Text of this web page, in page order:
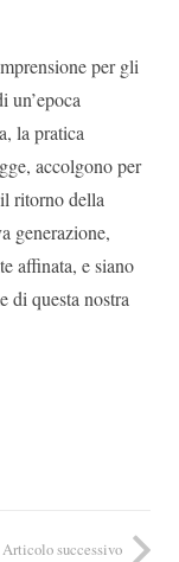
per gli
un’epoca
la pratica
accolgono per
ritorno della
generazione,
affinata, e siano
di questa nostra
Articolo successivo